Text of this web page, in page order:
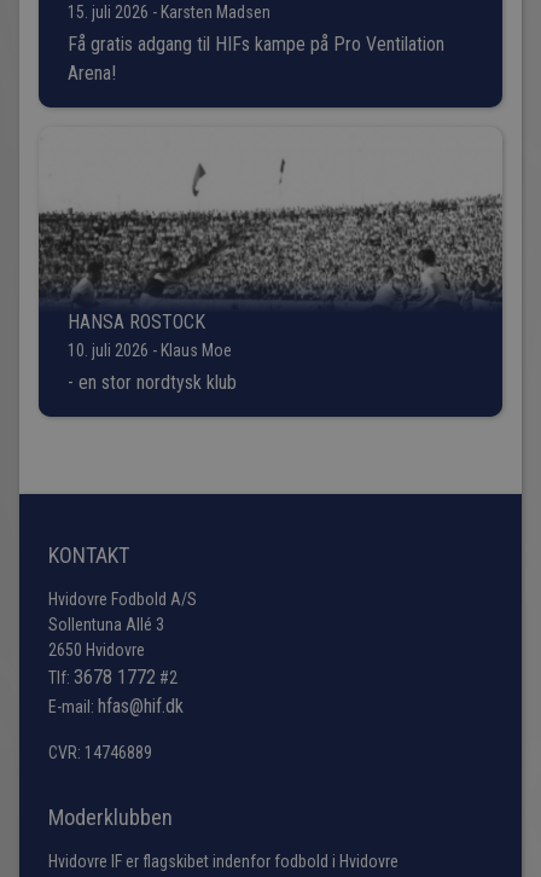
15. juli 2026 - Karsten Madsen
Få gratis adgang til HIFs kampe på Pro Ventilation
Arena!
HANSA ROSTOCK
10. juli 2026 - Klaus Moe
- en stor nordtysk klub
KONTAKT
Hvidovre Fodbold A/S
Sollentuna Allé 3
2650 Hvidovre
Tlf: 3678 1772 #2
E-mail: hfas@hif.dk
CVR: 14746889
Moderklubben
Hvidovre IF er flagskibet indenfor fodbold i Hvidovre